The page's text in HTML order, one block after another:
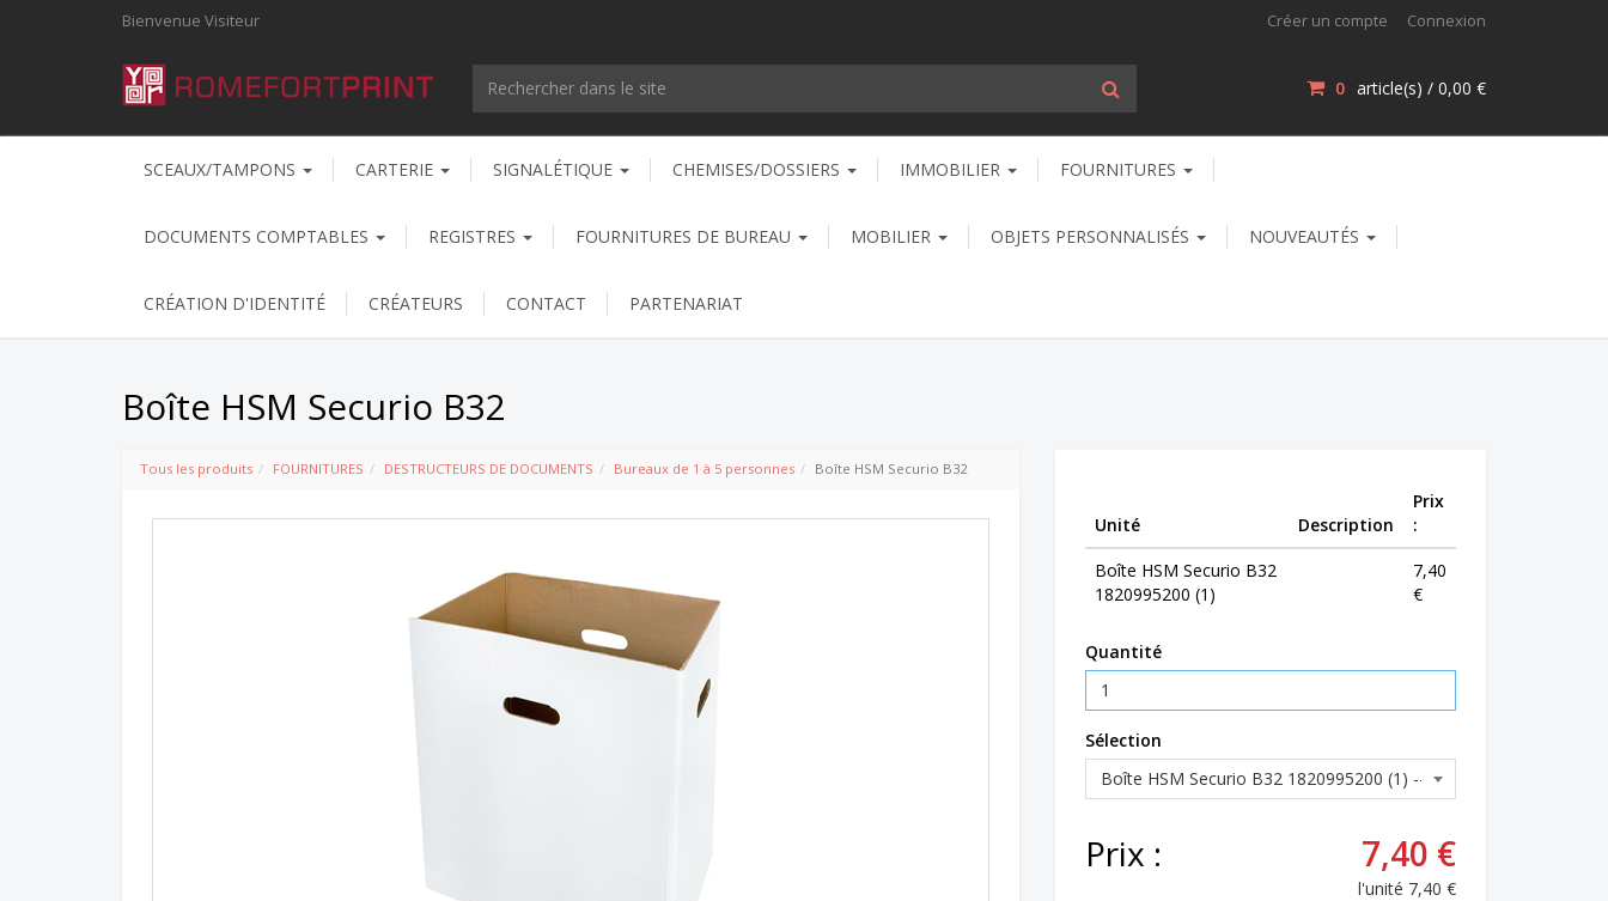
Bienvenue Visiteur Créer un compte Connexion
0 article(s) / 0,00 €
SCEAUX/TAMPONS CARTERIE SIGNALÉTIQUE CHEMISES/DOSSIERS IMMOBILIER FOURNITURES
DOCUMENTS COMPTABLES REGISTRES FOURNITURES DE BUREAU MOBILIER OBJETS PERSONNALISÉS NOUVEAUTÉS
CRÉATION D'IDENTITÉ CRÉATEURS CONTACT PARTENARIAT
Boîte HSM Securio B32
Unité Description
Prix
:
Boîte HSM Securio B32
1820995200 (1)
7,40
€
Quantité
Sélection
Prix : 7,40 €
l'unité 7,40 €
Tous les produits FOURNITURES DESTRUCTEURS DE DOCUMENTS Bureaux de 1 à 5 personnes Boîte HSM Securio B32